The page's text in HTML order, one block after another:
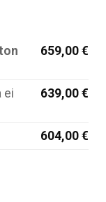
659,00 €
ei
639,00 €
604,00 €